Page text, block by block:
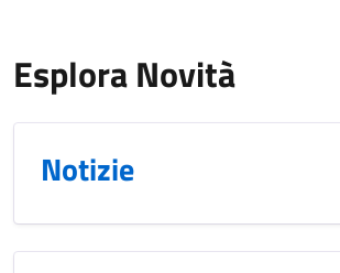
Esplora Novità
Notizie